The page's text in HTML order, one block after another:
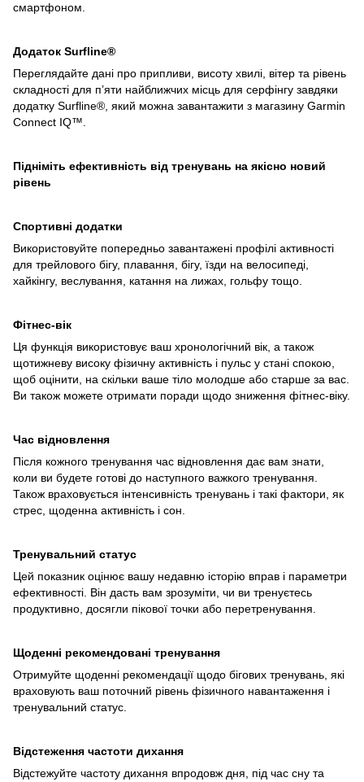
смартфоном.
Додаток Surfline®
Переглядайте дані про припливи, висоту хвилі, вітер та рівень
складності для п’яти найближчих місць для серфінгу завдяки
додатку Surfline®, який можна завантажити з магазину Garmin
Connect IQ™.
Підніміть ефективність від тренувань на якісно новий
рівень
Спортивні додатки
Використовуйте попередньо завантажені профілі активності
для трейлового бігу, плавання, бігу, їзди на велосипеді,
хайкінгу, веслування, катання на лижах, гольфу тощо.
Фітнес-вік
Ця функція використовує ваш хронологічний вік, а також
щотижневу високу фізичну активність і пульс у стані спокою,
щоб оцінити, на скільки ваше тіло молодше або старше за вас.
Ви також можете отримати поради щодо зниження фітнес-віку.
Час відновлення
Після кожного тренування час відновлення дає вам знати,
коли ви будете готові до наступного важкого тренування.
Також враховується інтенсивність тренувань і такі фактори, як
стрес, щоденна активність і сон.
Тренувальний статус
Цей показник оцінює вашу недавню історію вправ і параметри
ефективності. Він дасть вам зрозуміти, чи ви тренуєтесь
продуктивно, досягли пікової точки або перетренування.
Щоденні рекомендовані тренування
Отримуйте щоденні рекомендації щодо бігових тренувань, які
враховують ваш поточний рівень фізичного навантаження і
тренувальний статус.
Відстеження частоти дихання
Відстежуйте частоту дихання впродовж дня, під час сну та